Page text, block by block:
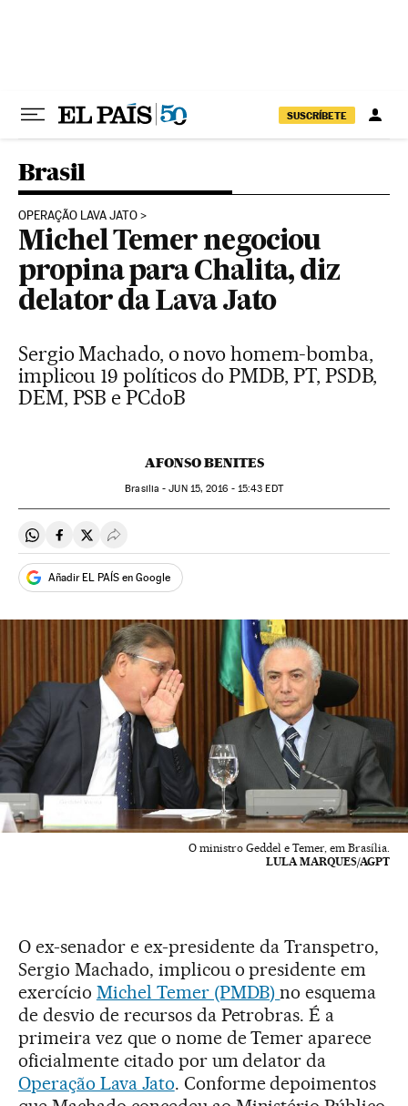
SUSCRÍBETE
Brasil
OPERAÇÃO LAVA JATO
Michel Temer negociou
propina para Chalita, diz
delator da Lava Jato
Sergio Machado, o novo homem-bomba,
implicou 19 políticos do PMDB, PT, PSDB,
DEM, PSB e PCdoB
AFONSO BENITES
Brasilia -JUN15, 2016 - 15:43 EDT
Compartir en Whatsapp
Compartir en Facebook
Compartir en Twitter
Desplegar Redes Sociales
Añadir EL PAÍS en Google
O ministro Geddel e Temer, em Brasília.
LULA MARQUES/AGPT
O ex-senador e ex-presidente da Transpetro,
Sergio Machado, implicou o presidente em
exercício Michel Temer (PMDB)no esquema
de desvio de recursos da Petrobras. É a
primeira vez que o nome de Temer aparece
oficialmente citado por um delator da
Operação Lava Jato. Conforme depoimentos